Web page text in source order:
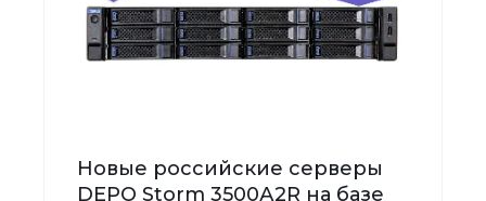
Новые российские серверы
DEPO Storm 3500А2R на базе